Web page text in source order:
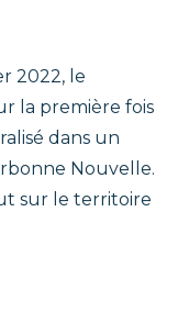
2022, le
la première fois
dans un
Nouvelle.
sur le territoire